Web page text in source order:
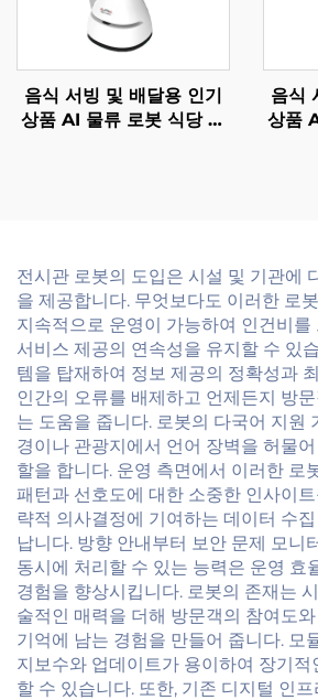
음식 서빙 및 배달용 인기
상품 AI 물류 로봇 식당 및
음식
상품
전시관 로봇의 도입은 시설 및 기관에
을 제공합니다. 무엇보다도 이러한 로
지속적으로 운영이 가능하여 인건비를
서비스 제공의 연속성을 유지할 수 있
템을 탑재하여 정보 제공의 정확성과
인간의 오류를 배제하고 언제든지 방
는 도움을 줍니다. 로봇의 다국어 지원
경이나 관광지에서 언어 장벽을 허물
할을 합니다. 운영 측면에서 이러한 로
패턴과 선호도에 대한 소중한 인사이
략적 의사결정에 기여하는 데이터 수
납니다. 방향 안내부터 보안 문제 모니
동시에 처리할 수 있는 능력은 운영 효
경험을 향상시킵니다. 로봇의 존재는
술적인 매력을 더해 방문객의 참여도
기억에 남는 경험을 만들어 줍니다. 모
지보수와 업데이트가 용이하여 장기
할 수 있습니다. 또한, 기존 디지털 인